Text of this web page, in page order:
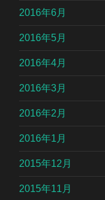
2016年6月
2016年5月
2016年4月
2016年3月
2016年2月
2016年1月
2015年12月
2015年11月